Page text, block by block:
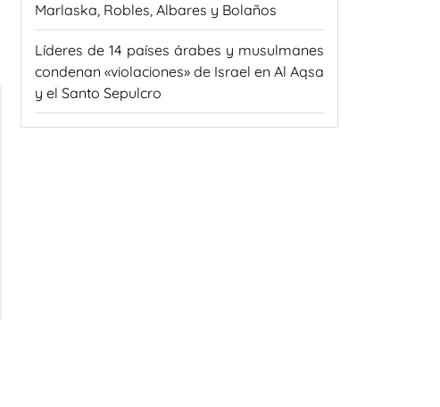
Marlaska, Robles, Albares y Bolaños
Líderes de 14 países árabes y musulmanes
condenan «violaciones» de Israel en Al Aqsa
y el Santo Sepulcro